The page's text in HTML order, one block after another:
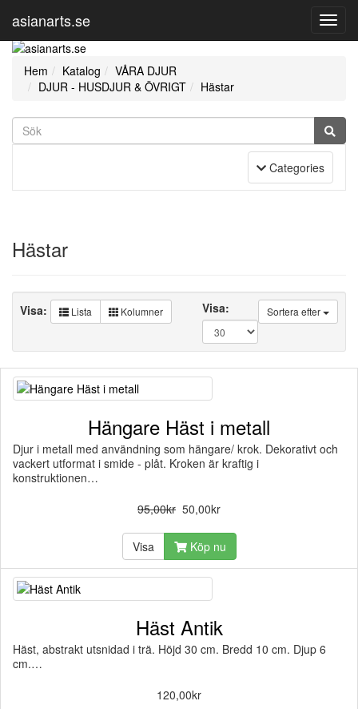
asianarts.se
Hem Katalog
VÅRA DJUR
DJUR - HUSDJUR & ÖVRIGT
Hästar
Toggle Navigation
Categories
Hästar
Sortera efter
Visa:
Visa: Lista Kolumner
Hängare Häst i metall
Djur i metall med användning som hängare/ krok. Dekorativt och
vackert utformat i smide - plåt. Kroken är kraftig i
konstruktionen…
95,00kr 50,00kr
Visa Köp nu
Häst Antik
Häst, abstrakt utsnidad i trä. Höjd 30 cm. Bredd 10 cm. Djup 6
cm.…
120,00kr